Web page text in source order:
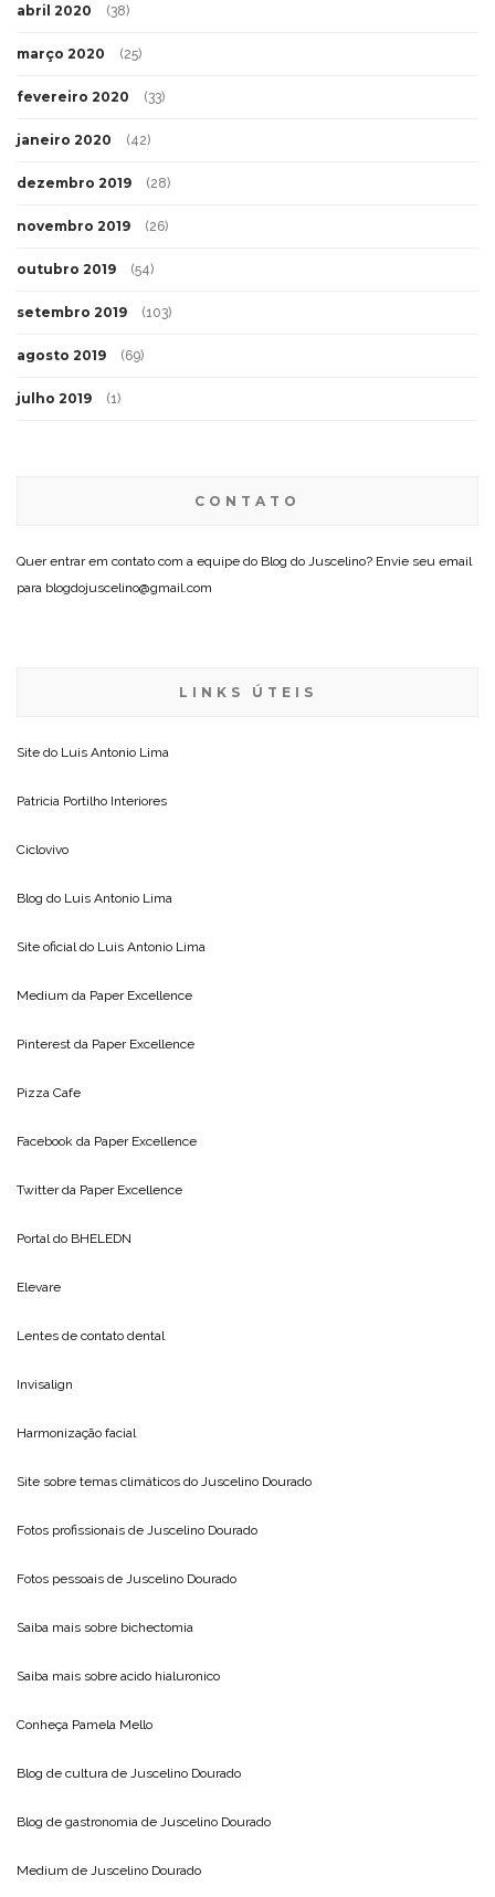
abril 2020 (38)
março 2020 (25)
fevereiro 2020 (33)
janeiro 2020 (42)
dezembro 2019 (28)
novembro 2019 (26)
outubro 2019 (54)
setembro 2019 (103)
agosto 2019 (69)
julho 2019 (1)
CONTATO
Quer entrar em contato com a equipe do Blog do Juscelino? Envie seu email
para blogdojuscelino@gmail.com
LINKS ÚTEIS
Site do Luis Antonio Lima
Patricia Portilho Interiores
Ciclovivo
Blog do Luis Antonio Lima
Site oficial do Luis Antonio Lima
Medium da Paper Excellence
Pinterest da Paper Excellence
Pizza Cafe
Facebook da Paper Excellence
Twitter da Paper Excellence
Portal do BHELEDN
Elevare
Lentes de contato dental
Invisalign
Harmonização facial
Site sobre temas climáticos do Juscelino Dourado
Fotos profissionais de Juscelino Dourado
Fotos pessoais de Juscelino Dourado
Saiba mais sobre bichectomia
Saiba mais sobre acido hialuronico
Conheça Pamela Mello
Blog de cultura de Juscelino Dourado
Blog de gastronomia de Juscelino Dourado
Medium de Juscelino Dourado